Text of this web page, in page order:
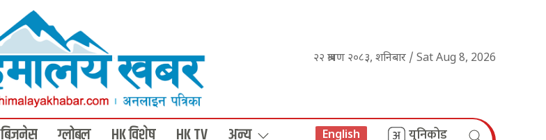
२२ श्रावण २०८३, शनिबार / Sat Aug 8, 2026
बिजनेस ग्लोबल HK विशेष HK TV अन्य English युनिकोड